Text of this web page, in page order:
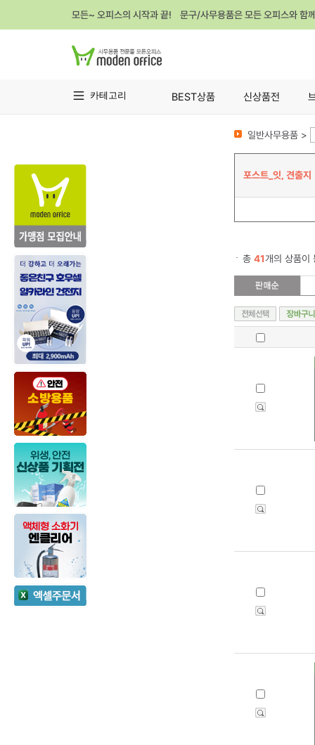
모든~ 오피스의 시작과 끝! 문구/사무용품은 모든 오피스와 함
카테고리 BEST상품 신상품전
일반사무용품 >
포스트_잇, 견출지
총 41개의 상품이